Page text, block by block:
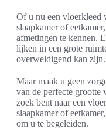
Of u nu een vloerkleed
slaapkamer of
afmetingen te kennen.
lijken in een grote
overweldigend kan zijn.
Maar maak u geen
van de perfecte
zoek bent naar een
slaapkamer of
om u te begeleiden.